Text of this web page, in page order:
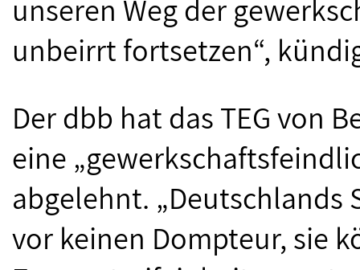
unseren Weg der
unbeirrt fortsetzen“,
Der dbb hat das TEG von
eine
abgelehnt. „Deutschlands
vor keinen Dompteur, sie